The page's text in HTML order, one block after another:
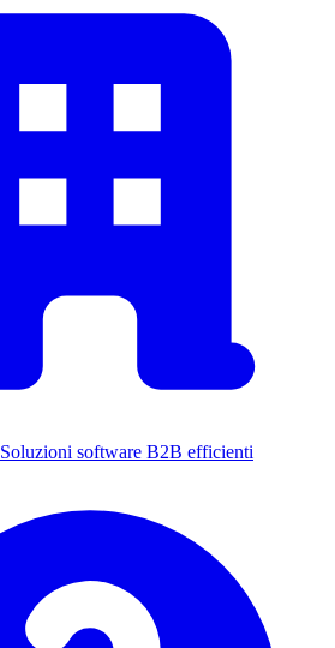
Soluzioni software B2B efficienti